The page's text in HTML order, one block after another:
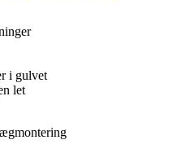
i gulvet
let